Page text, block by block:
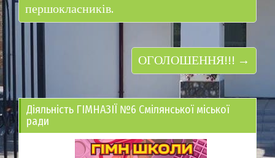
першокласників.
ОГОЛОШЕННЯ!!! →
Діяльність ГІМНАЗІЇ №6 Смілянської міської
ради